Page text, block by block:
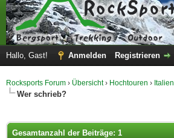
Hallo, Gast! Anmelden Registrieren
Rocksports Forum › Übersicht› Hochtouren › Italien
Wer schrieb?
Gesamtanzahl der Beiträge: 1